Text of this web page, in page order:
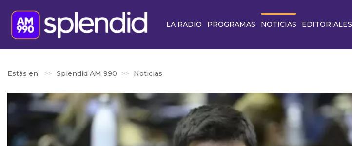
LA RADIO PROGRAMAS NOTICIAS EDITORIALES
Estás en Splendid AM 990 Noticias